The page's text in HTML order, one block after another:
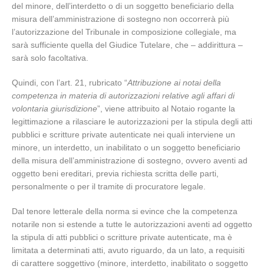
del minore, dell’interdetto o di un soggetto beneficiario della
misura dell’amministrazione di sostegno non occorrerà più
l’autorizzazione del Tribunale in composizione collegiale, ma
sarà sufficiente quella del Giudice Tutelare, che – addirittura –
sarà solo facoltativa.
Quindi, con l’art. 21, rubricato “Attribuzione ai notai della
competenza in materia di autorizzazioni relative agli affari di
volontaria giurisdizione”, viene attribuito al Notaio rogante la
legittimazione a rilasciare le autorizzazioni per la stipula degli atti
pubblici e scritture private autenticate nei quali interviene un
minore, un interdetto, un inabilitato o un soggetto beneficiario
della misura dell’amministrazione di sostegno, ovvero aventi ad
oggetto beni ereditari, previa richiesta scritta delle parti,
personalmente o per il tramite di procuratore legale.
Dal tenore letterale della norma si evince che la competenza
notarile non si estende a tutte le autorizzazioni aventi ad oggetto
la stipula di atti pubblici o scritture private autenticate, ma è
limitata a determinati atti, avuto riguardo, da un lato, a requisiti
di carattere soggettivo (minore, interdetto, inabilitato o soggetto